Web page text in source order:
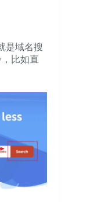
是域名搜
比如直